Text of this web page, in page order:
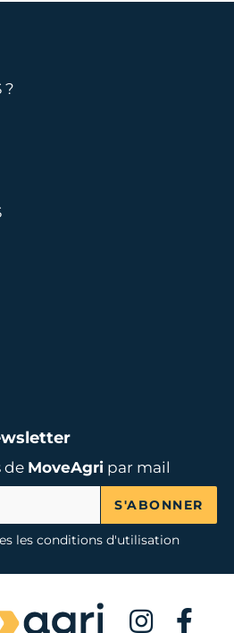
?
de MoveAgripar mail
S'ABONNER
les conditions d'utilisation